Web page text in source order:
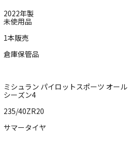
2022年製
未使用品
1本販売
倉庫保管品
ミシュラン パイロットスポーツ オール
シーズン4
235/40ZR20
サマータイヤ